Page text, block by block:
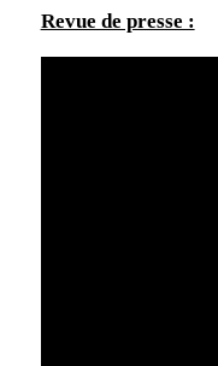
Revue de presse :